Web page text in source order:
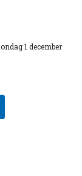
1 december